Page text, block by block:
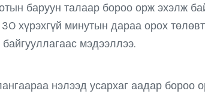
баруун талаар бороо орж эхэлж
хүрэхгүй минутын дараа орох
мэдээллээ.
нэлээд усархаг аадар бороо